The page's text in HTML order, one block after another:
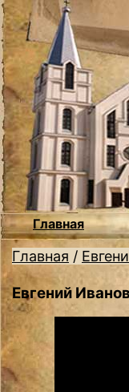
Главная
Главная /
Евгений